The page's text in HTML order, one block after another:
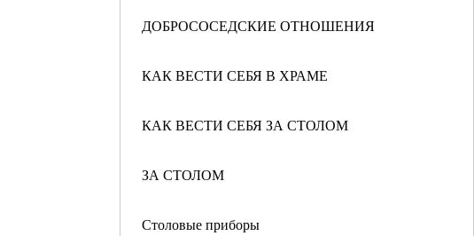
ДОБРОСОСЕДСКИЕ ОТНОШЕНИЯ
КАК ВЕСТИ СЕБЯ В ХРАМЕ
КАК ВЕСТИ СЕБЯ ЗА СТОЛОМ
ЗА СТОЛОМ
Столовые приборы